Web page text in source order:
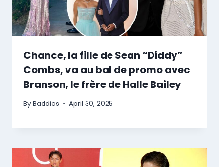
Chance, la fille de Sean “Diddy”
Combs, va au bal de promo avec
Branson, le frère de Halle Bailey
ByBaddies April 30, 2025